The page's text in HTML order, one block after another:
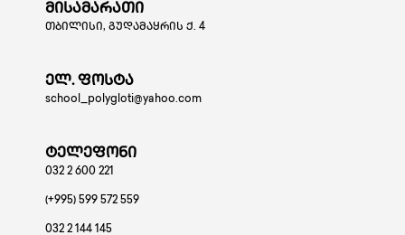
მისამარათი
თბილისი, გუდამაყრის ქ. 4
ელ. ფოსტა
school_polygloti@yahoo.com
ტელეფონი
032 2 600 221
(+995) 599 572 559
032 2 144 145